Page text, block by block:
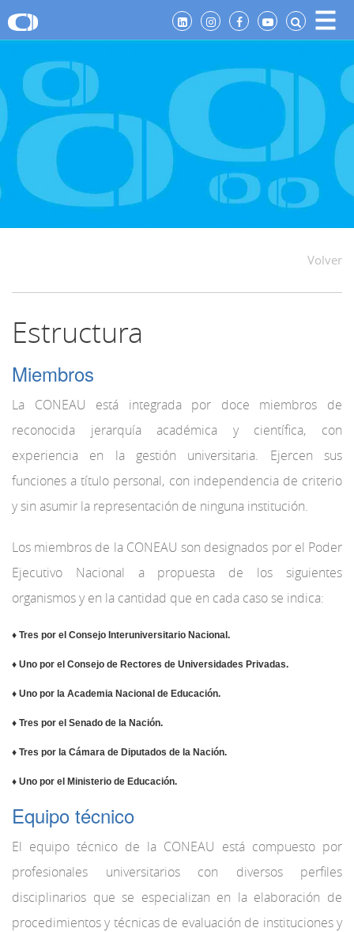
Volver
Estructura
Miembros
La CONEAU está integrada por doce miembros de
reconocida jerarquía académica y científica, con
experiencia en la gestión universitaria. Ejercen sus
funciones a título personal, con independencia de criterio
y sin asumir la representación de ninguna institución.
Los miembros de la CONEAU son designados por el Poder
Ejecutivo Nacional a propuesta de los siguientes
organismos y en la cantidad que en cada caso se indica:
♦ Tres por el Consejo Interuniversitario Nacional.
♦ Uno por el Consejo de Rectores de Universidades Privadas.
♦ Uno por la Academia Nacional de Educación.
♦ Tres por el Senado de la Nación.
♦ Tres por la Cámara de Diputados de la Nación.
♦ Uno por el Ministerio de Educación.
Equipo técnico
El equipo técnico de la CONEAU está compuesto por
profesionales universitarios con diversos perfiles
disciplinarios que se especializan en la elaboración de
procedimientos y técnicas de evaluación de instituciones y